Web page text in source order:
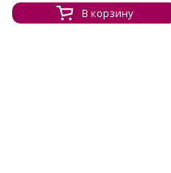
В корзину